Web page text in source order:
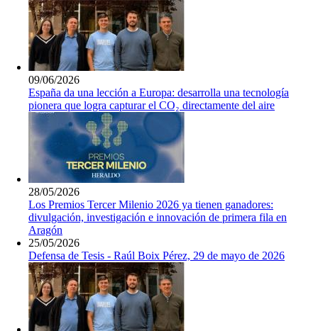
09/06/2026
España da una lección a Europa: desarrolla una tecnología
pionera que logra capturar el CO₂ directamente del aire
28/05/2026
Los Premios Tercer Milenio 2026 ya tienen ganadores:
divulgación, investigación e innovación de primera fila en
Aragón
25/05/2026
Defensa de Tesis - Raúl Boix Pérez, 29 de mayo de 2026